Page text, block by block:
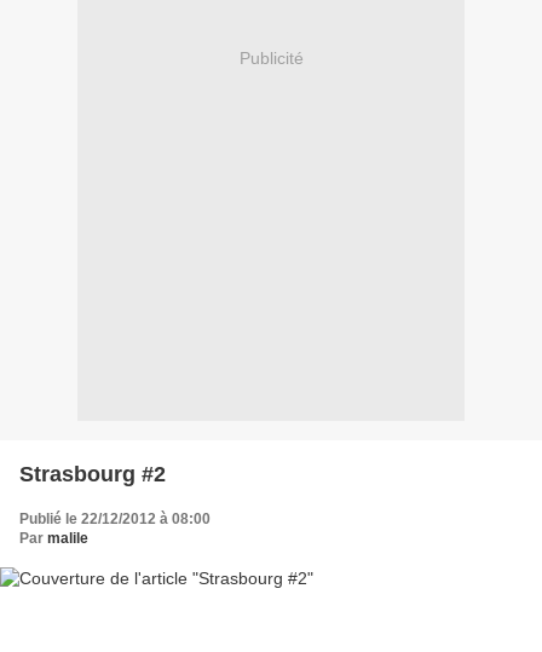
Publicité
Strasbourg #2
Publié le 22/12/2012 à 08:00
Par malile